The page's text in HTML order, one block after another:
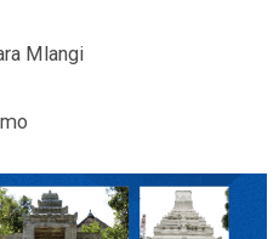
Mlangi